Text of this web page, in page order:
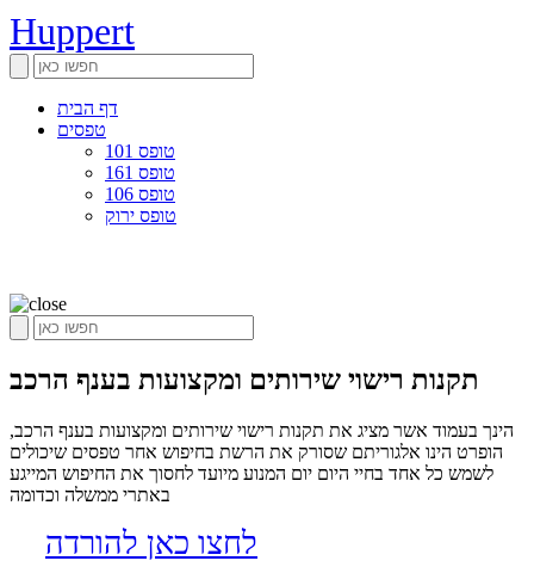
Huppert
דף הבית
טפסים
טופס 101
טופס 161
טופס 106
טופס ירוק
תקנות רישוי שירותים ומקצועות בענף הרכב
הינך בעמוד אשר מציג את תקנות רישוי שירותים ומקצועות בענף הרכב,
הופרט הינו אלגוריתם שסורק את הרשת בחיפוש אחר טפסים שיכולים
לשמש כל אחד בחיי היום יום המנוע מיועד לחסוך את החיפוש המייגע
באתרי ממשלה וכדומה
לחצו כאן להורדה